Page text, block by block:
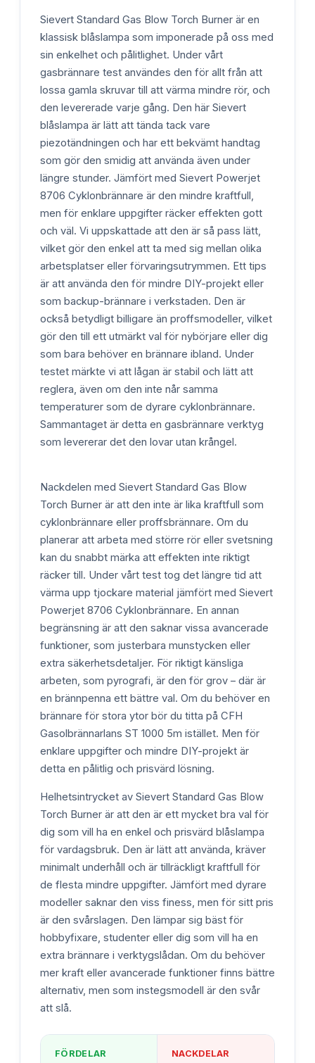
Sievert Standard Gas Blow Torch Burner är en
klassisk blåslampa som imponerade på oss med
sin enkelhet och pålitlighet. Under vårt
gasbrännare test användes den för allt från att
lossa gamla skruvar till att värma mindre rör, och
den levererade varje gång. Den här Sievert
blåslampa är lätt att tända tack vare
piezotändningen och har ett bekvämt handtag
som gör den smidig att använda även under
längre stunder. Jämfört med Sievert Powerjet
8706 Cyklonbrännare är den mindre kraftfull,
men för enklare uppgifter räcker effekten gott
och väl. Vi uppskattade att den är så pass lätt,
vilket gör den enkel att ta med sig mellan olika
arbetsplatser eller förvaringsutrymmen. Ett tips
är att använda den för mindre DIY-projekt eller
som backup-brännare i verkstaden. Den är
också betydligt billigare än proffsmodeller, vilket
gör den till ett utmärkt val för nybörjare eller dig
som bara behöver en brännare ibland. Under
testet märkte vi att lågan är stabil och lätt att
reglera, även om den inte når samma
temperaturer som de dyrare cyklonbrännare.
Sammantaget är detta en gasbrännare verktyg
som levererar det den lovar utan krångel.
Nackdelen med Sievert Standard Gas Blow
Torch Burner är att den inte är lika kraftfull som
cyklonbrännare eller proffsbrännare. Om du
planerar att arbeta med större rör eller svetsning
kan du snabbt märka att effekten inte riktigt
räcker till. Under vårt test tog det längre tid att
värma upp tjockare material jämfört med Sievert
Powerjet 8706 Cyklonbrännare. En annan
begränsning är att den saknar vissa avancerade
funktioner, som justerbara munstycken eller
extra säkerhetsdetaljer. För riktigt känsliga
arbeten, som pyrografi, är den för grov – där är
en brännpenna ett bättre val. Om du behöver en
brännare för stora ytor bör du titta på CFH
Gasolbrännarlans ST 1000 5m istället. Men för
enklare uppgifter och mindre DIY-projekt är
detta en pålitlig och prisvärd lösning.
Helhetsintrycket av Sievert Standard Gas Blow
Torch Burner är att den är ett mycket bra val för
dig som vill ha en enkel och prisvärd blåslampa
för vardagsbruk. Den är lätt att använda, kräver
minimalt underhåll och är tillräckligt kraftfull för
de flesta mindre uppgifter. Jämfört med dyrare
modeller saknar den viss finess, men för sitt pris
är den svårslagen. Den lämpar sig bäst för
hobbyfixare, studenter eller dig som vill ha en
extra brännare i verktygslådan. Om du behöver
mer kraft eller avancerade funktioner finns bättre
alternativ, men som instegsmodell är den svår
att slå.
FÖRDELAR NACKDELAR